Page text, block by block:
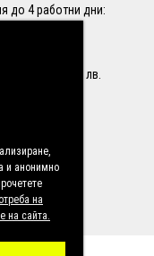
и анонимно
на
на сайта.
до 4 работни дни:
35.28 € / 69 лв.